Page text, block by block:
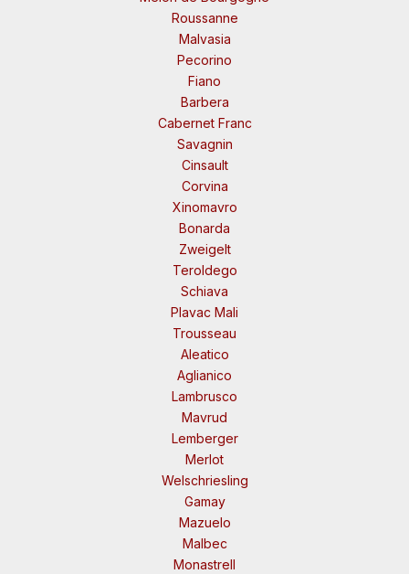
Roussanne
Malvasia
Pecorino
Fiano
Barbera
Cabernet Franc
Savagnin
Cinsault
Corvina
Xinomavro
Bonarda
Zweigelt
Teroldego
Schiava
Plavac Mali
Trousseau
Aleatico
Aglianico
Lambrusco
Mavrud
Lemberger
Merlot
Welschriesling
Gamay
Mazuelo
Malbec
Monastrell